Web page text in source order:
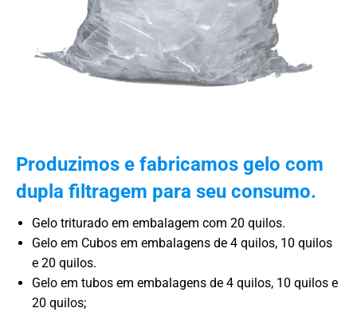
Produzimos e fabricamos gelo com
dupla filtragem para seu consumo.
Gelo triturado em embalagem com 20 quilos.
Gelo em Cubos em embalagens de 4 quilos, 10 quilos
e 20 quilos.
Gelo em tubos em embalagens de 4 quilos, 10 quilos e
20 quilos;